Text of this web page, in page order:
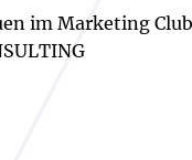
im Marketing